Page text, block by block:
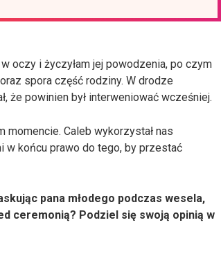
oczy i życzyłam jej powodzenia, po czym
spora część rodziny. W drodze
że powinien był interweniować wcześniej.
momencie. Caleb wykorzystał nas
w końcu prawo do tego, by przestać
pana młodego podczas wesela,
ceremonią? Podziel się swoją opinią w